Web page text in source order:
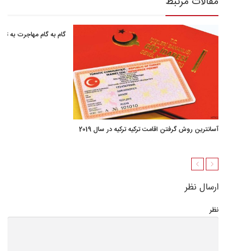
آسانترین روش گرفتن اقامت ترکیه ترکیه در سال 2019
گام به گام مهاجرت به
ارسال نظر
نظر